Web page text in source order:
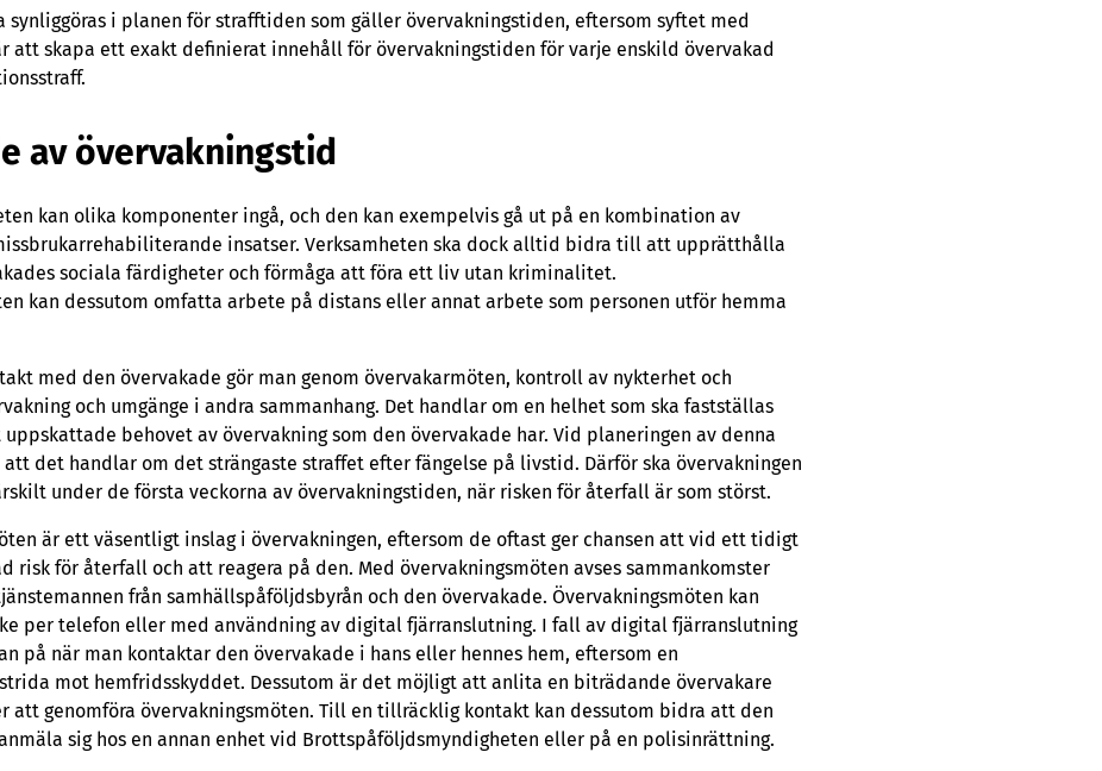
synliggöras i planen för strafftiden som gäller övervakningstiden, eftersom syftet med
att skapa ett exakt definierat innehåll för övervakningstiden för varje enskild övervakad
av övervakningstid
kan olika komponenter ingå, och den kan exempelvis gå ut på en kombination av
insatser. Verksamheten ska dock alltid bidra till att upprätthålla
sociala färdigheter och förmåga att föra ett liv utan kriminalitet.
kan dessutom omfatta arbete på distans eller annat arbete som personen utför hemma
med den övervakade gör man genom övervakarmöten, kontroll av nykterhet och
och umgänge i andra sammanhang. Det handlar om en helhet som ska fastställas
behovet av övervakning som den övervakade har. Vid planeringen av denna
det handlar om det strängaste straffet efter fängelse på livstid. Därför ska övervakningen
under de första veckorna av övervakningstiden, när risken för återfall är som störst.
är ett väsentligt inslag i övervakningen, eftersom de oftast ger chansen att vid ett tidigt
risk för återfall och att reagera på den. Med övervakningsmöten avses sammankomster
från samhällspåföljdsbyrån och den övervakade. Övervakningsmöten kan
per telefon eller med användning av digital fjärranslutning. I fall av digital fjärranslutning
på när man kontaktar den övervakade i hans eller hennes hem, eftersom en
mot hemfridsskyddet. Dessutom är det möjligt att anlita en biträdande övervakare
att genomföra övervakningsmöten. Till en tillräcklig kontakt kan dessutom bidra att den
sig hos en annan enhet vid Brottspåföljdsmyndigheten eller på en polisinrättning.